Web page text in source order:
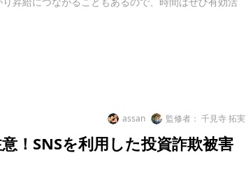
assan 監修者： 千見寺 拓実
！SNSを利用した投資詐欺被害